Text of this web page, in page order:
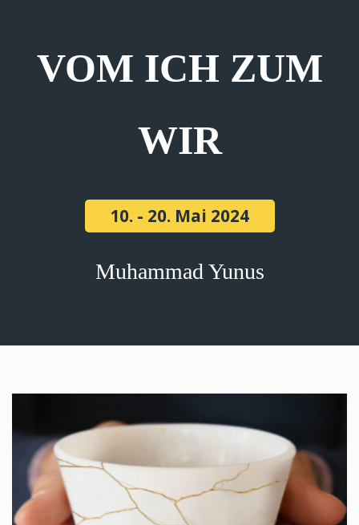
VOM ICH ZUM
WIR
10. - 20. Mai 2024
Muhammad Yunus